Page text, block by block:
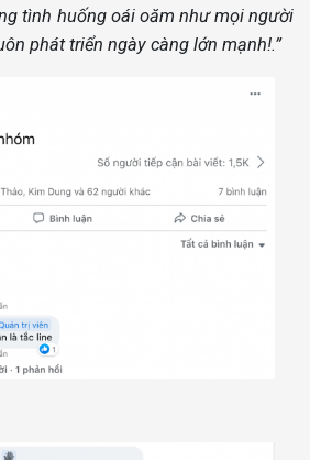
tình huống oái oăm như mọi người
phát triển ngày càng lớn mạnh!.”